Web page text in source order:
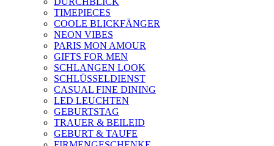
TIMEPIECES
COOLE BLICKFÄNGER
NEON VIBES
PARIS MON AMOUR
GIFTS FOR MEN
SCHLANGEN LOOK
SCHLÜSSELDIENST
CASUAL FINE DINING
LED LEUCHTEN
GEBURTSTAG
TRAUER & BEILEID
GEBURT & TAUFE